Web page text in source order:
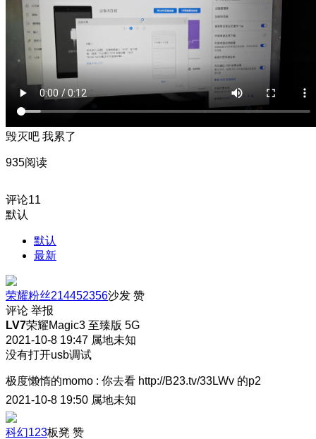
毁灭吧 我累了
935阅读
评论11
默认
默认
最新
荣耀粉丝214452356沙发 赞
评论 举报
LV7荣耀Magic3 至臻版 5G
2021-10-8 19:47 属地未知
没有打开usb调试
极度懒惰的momo : 你去看 http://B23.tv/33LWv 的p2
2021-10-8 19:50 属地未知
科幻123板凳 赞